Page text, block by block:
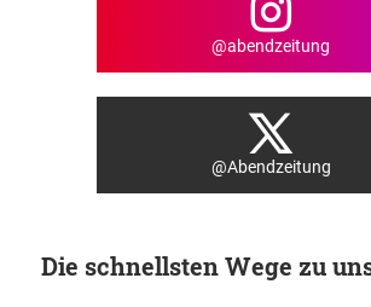
@abendzeitung
@Abendzeitung
Die schnellsten Wege zu